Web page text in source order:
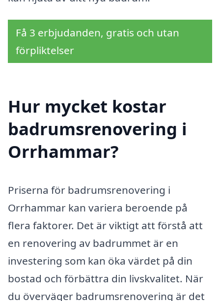
Få 3 erbjudanden, gratis och utan
förpliktelser
Hur mycket kostar
badrumsrenovering i
Orrhammar?
Priserna för badrumsrenovering i
Orrhammar kan variera beroende på
flera faktorer. Det är viktigt att förstå att
en renovering av badrummet är en
investering som kan öka värdet på din
bostad och förbättra din livskvalitet. När
du överväger badrumsrenovering är det